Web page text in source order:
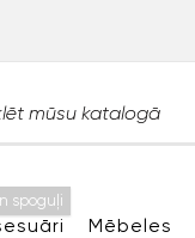
spoguļi
Mēbeles